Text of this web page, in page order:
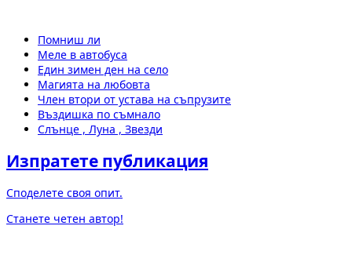
Помниш ли
Меле в автобуса
Един зимен ден на село
Магията на любовта
Член втори от устава на съпрузите
Въздишка по съмнало
Слънце , Луна , Звезди
Изпратете публикация
Споделете своя опит.
Станете четен автор!